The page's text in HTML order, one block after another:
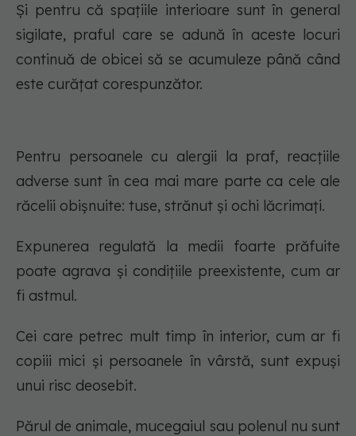
Și pentru că spațiile interioare sunt în general
sigilate, praful care se adună în aceste locuri
continuă de obicei să se acumuleze până când
este curățat corespunzător.
Pentru persoanele cu alergii la praf, reacțiile
adverse sunt în cea mai mare parte ca cele ale
răcelii obișnuite: tuse, strănut și ochi lăcrimați.
Expunerea regulată la medii foarte prăfuite
poate agrava și condițiile preexistente, cum ar
fi astmul.
Cei care petrec mult timp în interior, cum ar fi
copiii mici și persoanele în vârstă, sunt expuși
unui risc deosebit.
Părul de animale, mucegaiul sau polenul nu sunt